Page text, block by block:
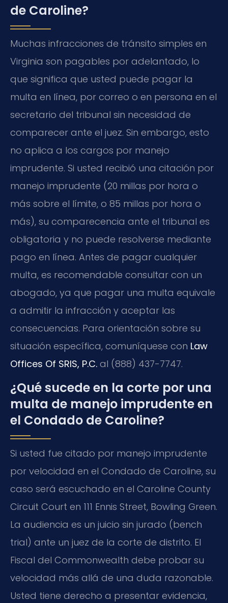
de Caroline?
Muchas infracciones de tránsito simples en
Virginia son pagables por adelantado, lo
que significa que usted puede pagar la
multa en línea, por correo o en persona en el
secretario del tribunal sin necesidad de
comparecer ante el juez. Sin embargo, esto
no aplica a los cargos por manejo
imprudente. Si usted recibió una citación por
manejo imprudente (20 millas por hora o
más sobre el límite, o 85 millas por hora o
más), su comparecencia ante el tribunal es
obligatoria y no puede resolverse mediante
pago en línea. Antes de pagar cualquier
multa, es recomendable consultar con un
abogado, ya que pagar una multa equivale
a admitir la infracción y aceptar las
consecuencias. Para orientación sobre su
situación específica, comuníquese con Law
Offices Of SRIS, P.C. al (888) 437-7747.
¿Qué sucede en la corte por una
multa de manejo imprudente en
el Condado de Caroline?
Si usted fue citado por manejo imprudente
por velocidad en el Condado de Caroline, su
caso será escuchado en el Caroline County
Circuit Court en 111 Ennis Street, Bowling Green.
La audiencia es un juicio sin jurado (bench
trial) ante un juez de la corte de distrito. El
Fiscal del Commonwealth debe probar su
velocidad más allá de una duda razonable.
Usted tiene derecho a presentar evidencia,